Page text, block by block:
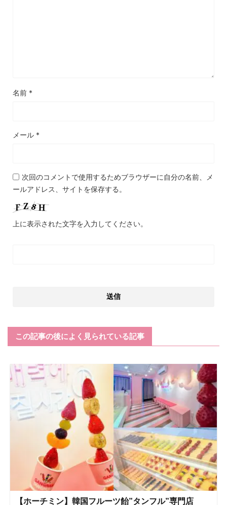
名前 *
メール *
次回のコメントで使用するためブラウザーに自分の名前、メ
ールアドレス、サイトを保存する。
上に表示された文字を入力してください。
この記事の後によく見られている記事
【ホーチミン】韓国フルーツ飴”タンフル”専門店